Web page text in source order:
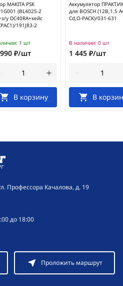
MAKITA PSK
(BL4025-2
у DC40RA+кейс
191J83-2
1 шт
₽/шт
В корзину
Аккумулятор
для BOSCH (12В,1.5
Cd,O-PACK)/031-631
В наличии: 0 шт
1 445 ₽/шт
В
Профессора Качалова, д. 19
до 18:00
Проложить маршрут